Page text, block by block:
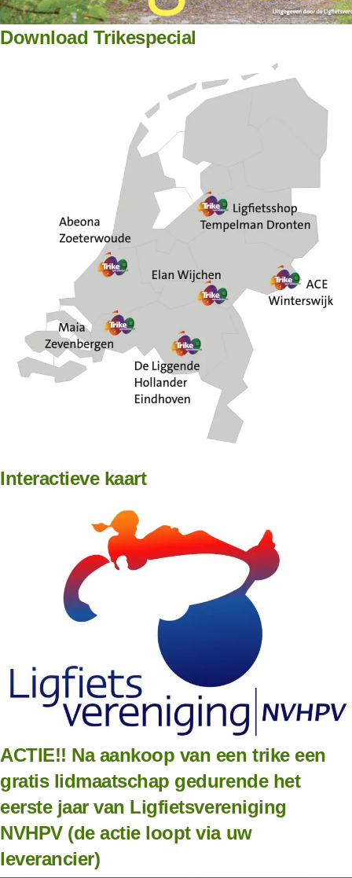
Download Trikespecial
Interactieve kaart
ACTIE!! Na aankoop van een trike een
gratis lidmaatschap gedurende het
eerste jaar van Ligfietsvereniging
NVHPV (de actie loopt via uw
leverancier)